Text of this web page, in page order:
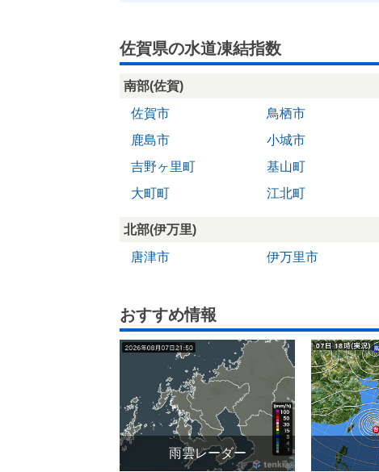
佐賀県の水道凍結指数
南部(佐賀)
佐賀市
鳥栖市
鹿島市
小城市
吉野ヶ里町
基山町
大町町
江北町
北部(伊万里)
唐津市
伊万里市
おすすめ情報
雨雲レーダー